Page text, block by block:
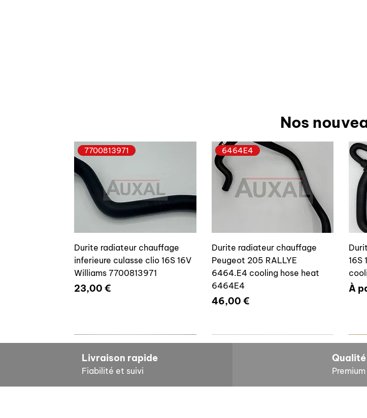
Nos
7700813971
Durite radiateur chauffage
inferieure culasse clio 16S 16V
Williams 7700813971
Prix
23,00 €
6464E4
Durite radiateur chauffage
Peugeot 205 RALLYE
6464.E4 cooling hose heat
6464E4
Prix
46,00 €
16S
À
7700804635 7700804636
Livraison rapide
Fiabilité et suivi
Qualité
Premium